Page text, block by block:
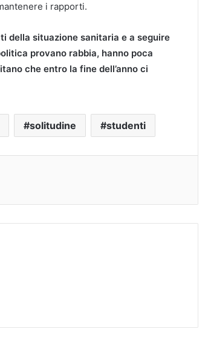
i rapporti.
della situazione sanitaria e a seguire
provano rabbia, hanno poca
che entro la fine dell’anno ci
solitudine studenti